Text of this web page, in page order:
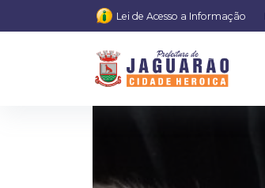
Lei de Acesso a Informação